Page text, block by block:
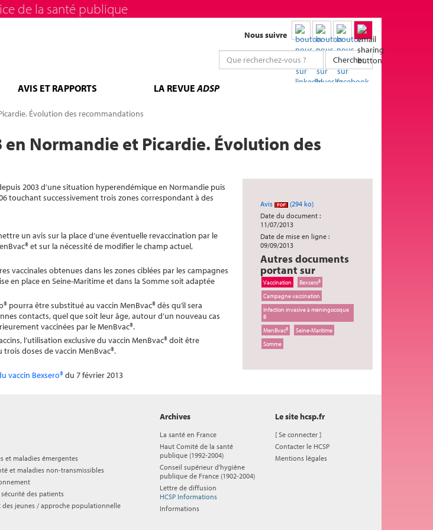
de la santé publique
Nous suivre
Chercher
AVIS ET RAPPORTS LA REVUEADSP
Évolution des recommandations
Normandie et Picardie. Évolution des
Avis
(294 ko)
Date du document :
11/07/2013
Date de mise en ligne :
09/09/2013
Autres documents
portant sur
Vaccination
Bexsero®
Campagne vaccination
Infection invasive à méningocoque
B
MenBvac®
Seine-Maritime
Somme
2003 d’une situation hyperendémique en Normandie puis
touchant successivement trois zones correspondant à des
un avis sur la place d’une éventuelle revaccination par le
et sur la nécessité de modifier le champ actuel,
vaccinales obtenues dans les zones ciblées par les campagnes
en place en Seine-Maritime et dans la Somme soit adaptée
pourra être substitué au vaccin MenBvac® dès qu’il sera
contacts, quel que soit leur âge, autour d’un nouveau cas
vaccinées par le MenBvac®.
l’utilisation exclusive du vaccin MenBvac® doit être
doses de vaccin MenBvac®.
vaccin Bexsero®du 7 février 2013
et maladies émergentes
et maladies non-transmissibles
sécurité des patients
des jeunes / approche populationnelle
Archives
La santé en France
Haut Comité de la santé
publique (1992-2004)
Conseil supérieur d'hygiène
publique de France (1902-2004)
Lettre de diffusion
HCSP Informations
Informations
Le site hcsp.fr
[Se connecter ]
Contacter le HCSP
Mentions légales